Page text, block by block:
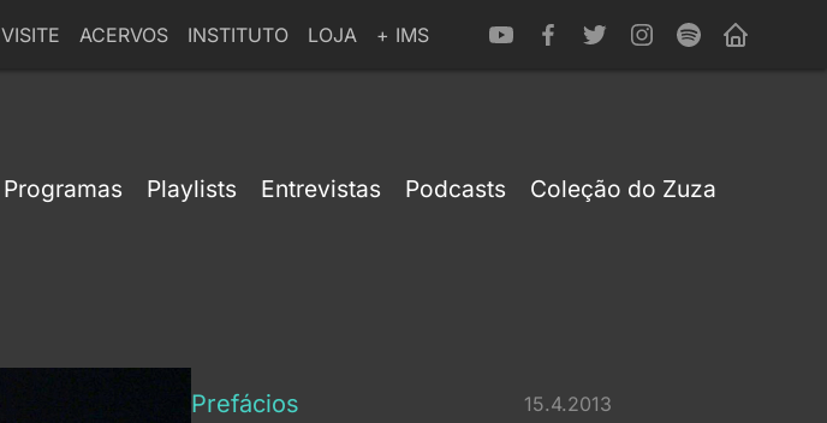
VISITE ACERVOS INSTITUTO LOJA + IMS
Programas Playlists Entrevistas Podcasts Coleção do Zuza
Prefácios 15.4.2013